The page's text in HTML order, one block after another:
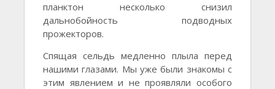
планктон несколько снизил
дальнобойность подводных
прожекторов.
Спящая сельдь медленно плыла перед
нашими глазами. Мы уже были знакомы с
этим явлением и не проявляли особого